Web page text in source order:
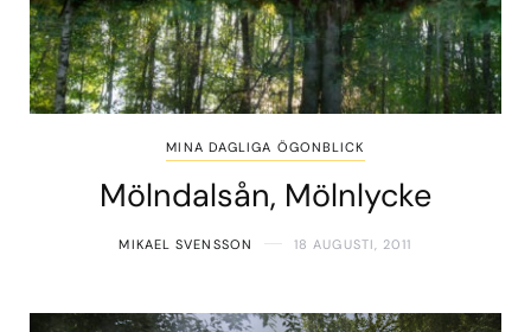
MINA DAGLIGA ÖGONBLICK
Mölndalsån, Mölnlycke
MIKAEL SVENSSON 18 AUGUSTI, 2011